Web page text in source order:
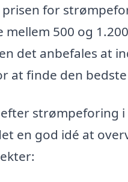
prisen for
mellem 500 og
det anbefales at
at finde den
strømpeforing i
en god idé at